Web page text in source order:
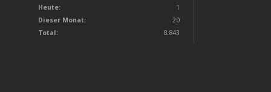
Heute:
1
Dieser Monat:
20
Total:
8.843